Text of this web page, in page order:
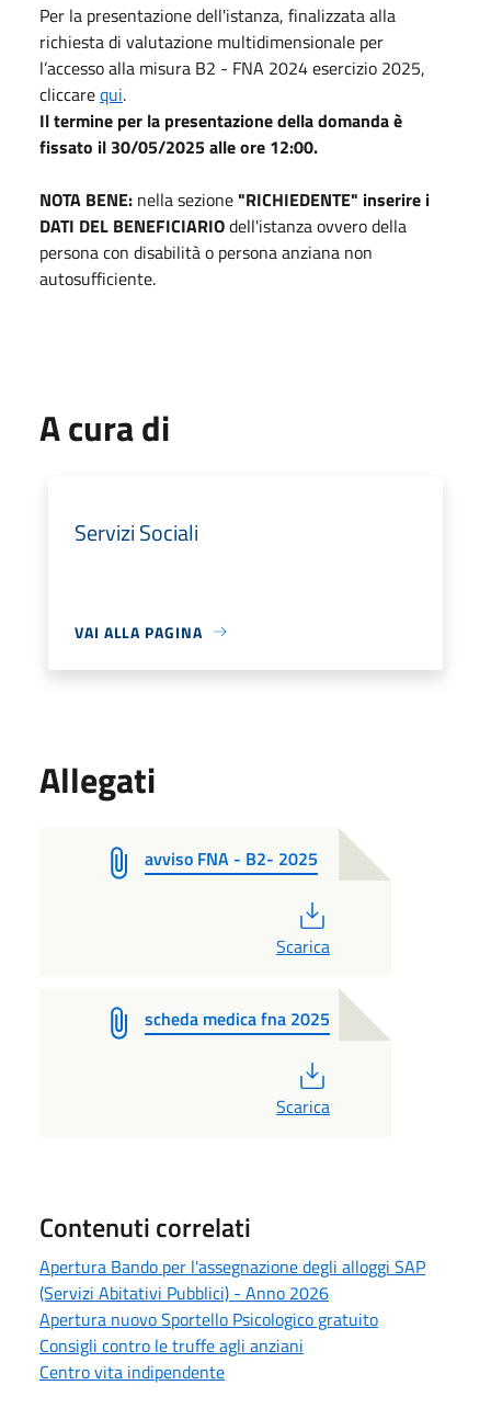
Per la presentazione dell'istanza, finalizzata alla
richiesta di valutazione multidimensionale per
l’accesso alla misura B2 - FNA 2024 esercizio 2025,
cliccarequi.
Il termine per la presentazione della domanda è
fissato il 30/05/2025 alle ore 12:00.
NOTA BENE: nella sezione"RICHIEDENTE" inserire i
DATI DEL BENEFICIARIOdell'istanza ovvero della
persona con disabilità o persona anziana non
autosufficiente.
A cura di
Servizi Sociali
VAI ALLA PAGINA
Allegati
avviso FNA - B2- 2025
Scarica
scheda medica fna 2025
Scarica
Contenuti correlati
Apertura Bando per l'assegnazione degli alloggi SAP
(Servizi Abitativi Pubblici) - Anno 2026
Apertura nuovo Sportello Psicologico gratuito
Consigli contro le truffe agli anziani
Centro vita indipendente